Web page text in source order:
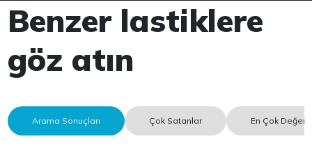
Benzer lastiklere
göz atın
Arama Sonuçları Çok Satanlar En Çok